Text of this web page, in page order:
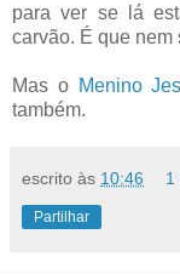
para ver se lá
carvão. É que nem
Mas o Menino
também.
escrito às 10:46 1
Partilhar